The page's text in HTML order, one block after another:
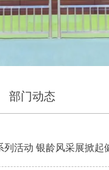
部门动态
列活动 银龄风采展掀起